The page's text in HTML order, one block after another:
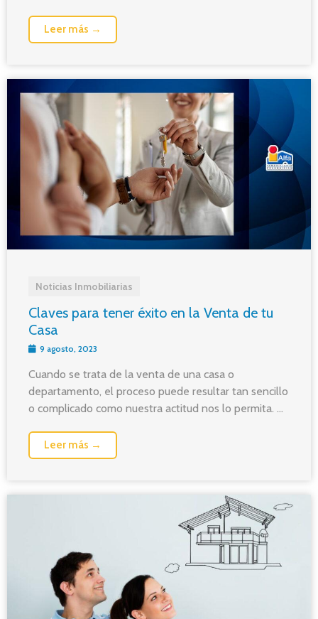
Leer más →
Noticias Inmobiliarias
Claves para tener éxito en la Venta de tu
Casa
9 agosto, 2023
Cuando se trata de la venta de una casa o
departamento, el proceso puede resultar tan sencillo
o complicado como nuestra actitud nos lo permita. ...
Leer más →